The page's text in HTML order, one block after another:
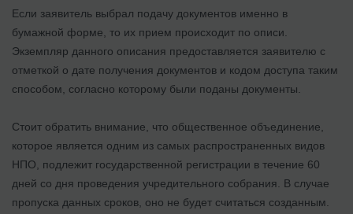
Если заявитель выбрал подачу документов именно в
бумажной форме, то их прием происходит по описи.
Экземпляр данного описания предоставляется заявителю с
отметкой о дате получения документов и кодом доступа таким
способом, согласно которому были поданы документы.
Стоит обратить внимание, что общественное объединение,
которое является одним из самых распространенных видов
НПО, подлежит государственной регистрации в течение 60
дней со дня проведения учредительного собрания. В случае
пропуска данных сроков, оно не будет считаться созданным.